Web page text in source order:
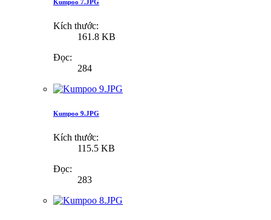
Kumpoo 7.JPG
Kích thước:
161.8 KB
Đọc:
284
Kumpoo 9.JPG
Kích thước:
115.5 KB
Đọc:
283